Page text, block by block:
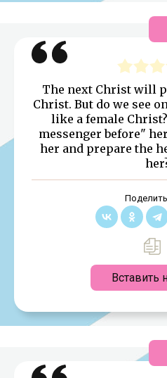
The next Christ will
Christ. But do we see
like a female
messenger before"
her and prepare the
Вставить